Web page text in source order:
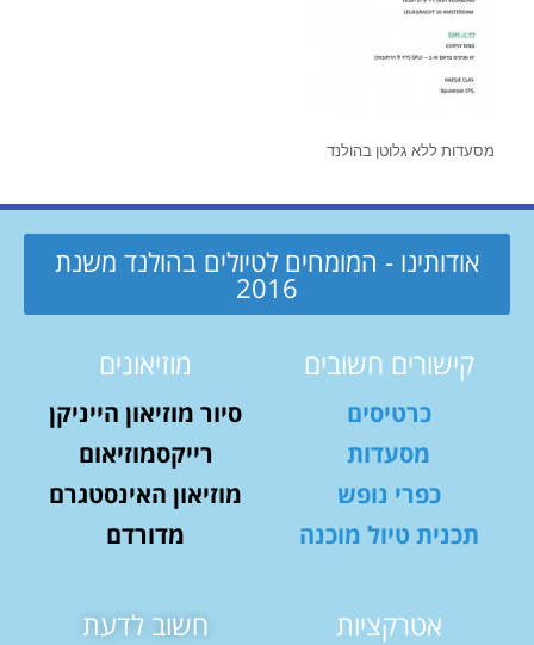
מסעדות ללא גלוטן בהולנד
אודותינו - המומחים לטיולים בהולנד משנת
2016
קישורים חשובים
כרטיסים
מסעדות
כפרי נופש
תכנית טיול מוכנה
מוזיאונים
סיור מוזיאון הייניקן
רייקסמוזיאום
מוזיאון האינסטגרם
מדורדם
אטרקציות חשוב לדעת